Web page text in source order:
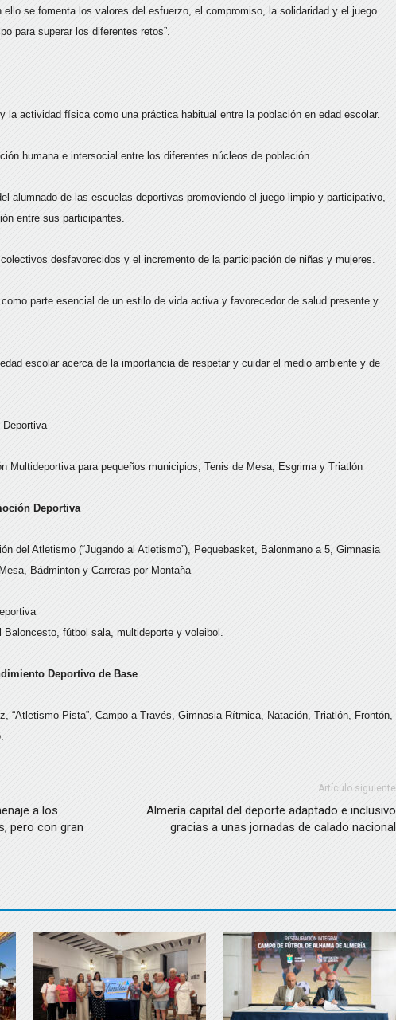
se fomenta los valores del esfuerzo, el compromiso, la solidaridad y el juego
para superar los diferentes retos”.
la actividad física como una práctica habitual entre la población en edad escolar.
humana e intersocial entre los diferentes núcleos de población.
alumnado de las escuelas deportivas promoviendo el juego limpio y participativo,
entre sus participantes.
desfavorecidos y el incremento de la participación de niñas y mujeres.
parte esencial de un estilo de vida activa y favorecedor de salud presente y
escolar acerca de la importancia de respetar y cuidar el medio ambiente y de
Multideportiva para pequeños municipios, Tenis de Mesa, Esgrima y Triatlón
Deportiva
del Atletismo (“Jugando al Atletismo”), Pequebasket, Balonmano a 5, Gimnasia
Bádminton y Carreras por Montaña
Baloncesto, fútbol sala, multideporte y voleibol.
Deportivo de Base
“Atletismo Pista”, Campo a Través, Gimnasia Rítmica, Natación, Triatlón, Frontón,
a los
pero con gran
Artículo siguiente
Almería capital del deporte adaptado e inclusivo
gracias a unas jornadas de calado nacional